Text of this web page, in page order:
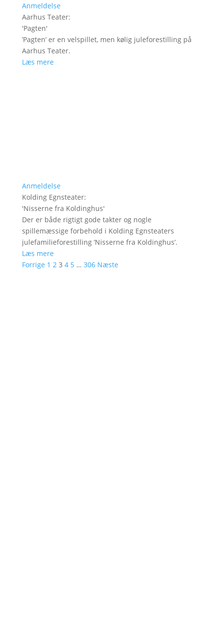
Anmeldelse
Aarhus Teater:
'Pagten'
’Pagten’ er en velspillet, men kølig juleforestilling på
Aarhus Teater.
Læs mere
Anmeldelse
Kolding Egnsteater:
'Nisserne fra Koldinghus'
Der er både rigtigt gode takter og nogle
spillemæssige forbehold i Kolding Egnsteaters
julefamilieforestilling ’Nisserne fra Koldinghus’.
Læs mere
Forrige 1 2 3 4 5 … 306 Næste